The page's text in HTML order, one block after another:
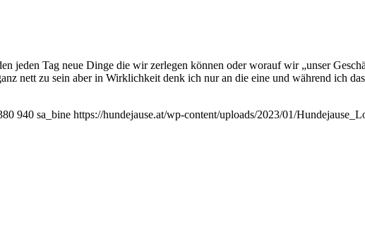
jeden Tag neue Dinge die wir zerlegen können oder worauf wir „unser
nett zu sein aber in Wirklichkeit denk ich nur an die eine und während ich
940 sa_bine https://hundejause.at/wp-content/uploads/2023/01/